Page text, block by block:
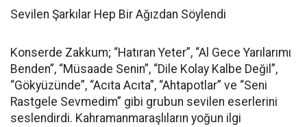
Sevilen Şarkılar Hep Bir Ağızdan Söylendi
Konserde Zakkum; “Hatıran Yeter”, “Al Gece Yarılarımı
Benden”, “Müsaade Senin”, “Dile Kolay Kalbe Değil”,
“Gökyüzünde”, “Acıta Acıta”, “Ahtapotlar” ve “Seni
Rastgele Sevmedim” gibi grubun sevilen eserlerini
seslendirdi. Kahramanmaraşlıların yoğun ilgi